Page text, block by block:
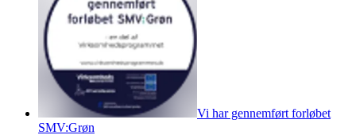
Vi har gennemført forløbet
SMV:Grøn